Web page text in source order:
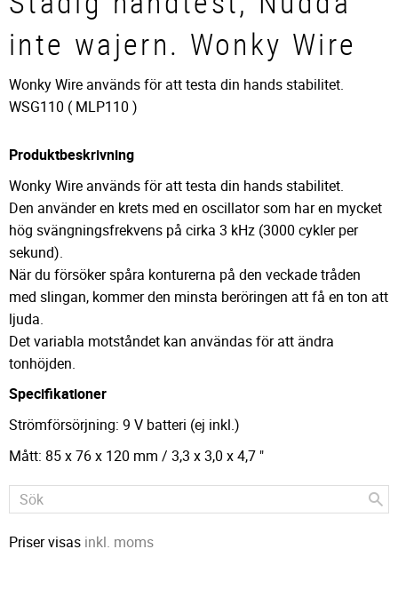
inte wajern. Wonky Wire
Wonky Wire används för att testa din hands stabilitet.
WSG110 ( MLP110 )
Produktbeskrivning
Wonky Wire används för att testa din hands stabilitet.
Den använder en krets med en oscillator som har en mycket
hög svängningsfrekvens på cirka 3 kHz (3000 cykler per
sekund).
När du försöker spåra konturerna på den veckade tråden
med slingan, kommer den minsta beröringen att få en ton att
ljuda.
Det variabla motståndet kan användas för att ändra
tonhöjden.
Specifikationer
Strömförsörjning: 9 V batteri (ej inkl.)
Mått: 85 x 76 x 120 mm / 3,3 x 3,0 x 4,7 "
Priser visas inkl. moms